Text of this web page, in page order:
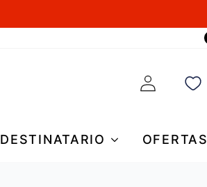
DESTINATARIO OFERTAS